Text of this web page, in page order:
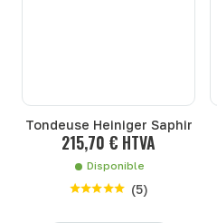
Tondeuse Heiniger Saphir
215,70 € HTVA
Disponible
(5)